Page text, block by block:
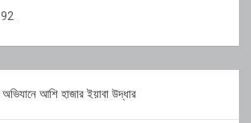
অভিযানে আশি হাজার ইয়াবা উদ্ধার